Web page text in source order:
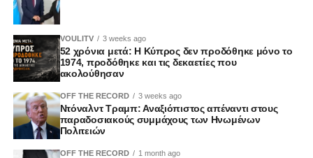
VOULITV 3 weeks ago
52 χρόνια μετά: Η Κύπρος δεν προδόθηκε μόνο το
1974, προδόθηκε και τις δεκαετίες που
ακολούθησαν
OFF THE RECORD 3 weeks ago
Ντόναλντ Τραμπ: Αναξιόπιστος απέναντι στους
παραδοσιακούς συμμάχους των Ηνωμένων
Πολιτειών
OFF THE RECORD 1 month ago